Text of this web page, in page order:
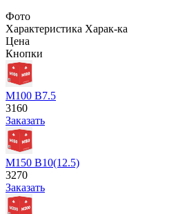
Фото
Характеристика Харак-ка
Цена
Кнопки
М100 В7.5
3160
Заказать
М150 В10(12.5)
3270
Заказать